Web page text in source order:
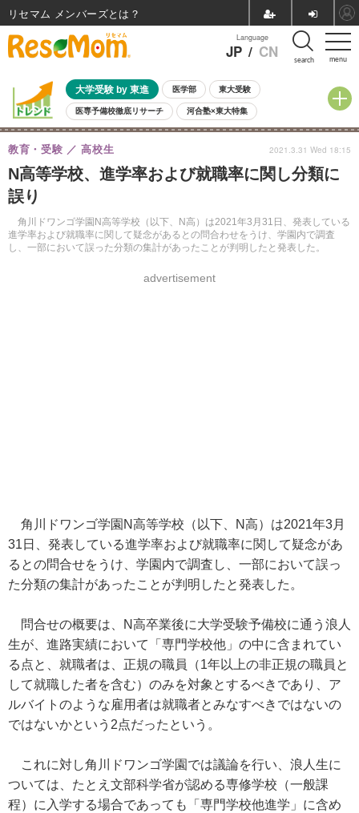
menu
Language
JP / CN search
大学受験 by 東進 医学部 東大受験
医専予備校徹底リサーチ 河合塾×東大特集
親子で考える大学選び 高校受験 中学受験 小学校受験
共通テスト 夏休み
8月開催イベント・WS 全国公立高校 過去問 人気記事
自由研究教材（小学生向け）
N高等学校、進学率および就職率に関し分類に
誤り
角川ドワンゴ学園N高等学校（以下、N高）は2021年3月31日、発表している
進学率および就職率に関して疑念があるとの問合わせをうけ、学園内で調査
し、一部において誤った分類の集計があったことが判明したと発表した。
教育・受験 高校生
advertisement
2021.3.31 Wed 18:15
角川ドワンゴ学園N高等学校（以下、N高）は2021年3月
31日、発表している進学率および就職率に関して疑念があ
るとの問合せをうけ、学園内で調査し、一部において誤っ
た分類の集計があったことが判明したと発表した。
問合せの概要は、N高卒業後に大学受験予備校に通う浪人
生が、進路実績において「専門学校他」の中に含まれてい
る点と、就職者は、正規の職員（1年以上の非正規の職員と
して就職した者を含む）のみを対象とするべきであり、ア
ルバイトのような雇用者は就職者とみなすべきではないの
ではないかという2点だったという。
これに対し角川ドワンゴ学園では議論を行い、浪人生に
ついては、たとえ文部科学省が認める専修学校（一般課
程）に入学する場合であっても「専門学校他進学」に含め
リセマム メンバーズ